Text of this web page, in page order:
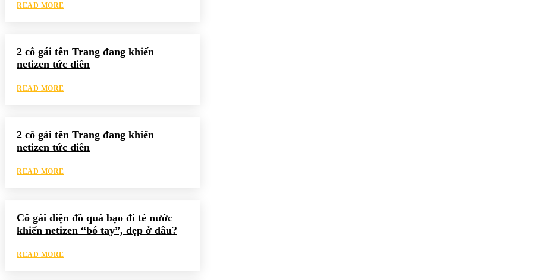
READ MORE
2 cô gái tên Trang đang khiến
netizen tức điên
READ MORE
2 cô gái tên Trang đang khiến
netizen tức điên
READ MORE
Cô gái diện đồ quá bạo đi té nước
khiến netizen “bó tay”, đẹp ở đâu?
READ MORE